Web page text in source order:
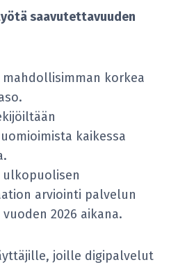
saavutettavuuden
korkea
kaikessa
ulkopuolisen
arviointi palvelun
2026 aikana.
joille digipalvelut